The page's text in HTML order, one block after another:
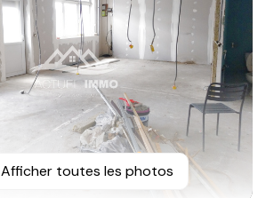
Afficher toutes les photos